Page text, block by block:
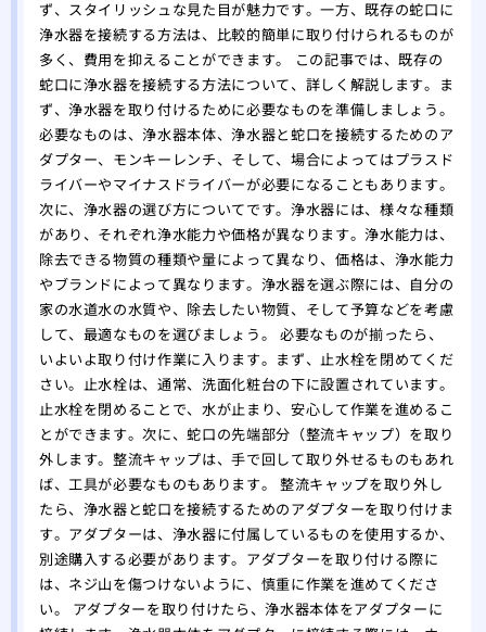
ず、スタイリッシュな見た目が魅力です。一方、既存の蛇口に
浄水器を接続する方法は、比較的簡単に取り付けられるものが
多く、費用を抑えることができます。 この記事では、既存の
蛇口に浄水器を接続する方法について、詳しく解説します。ま
ず、浄水器を取り付けるために必要なものを準備しましょう。
必要なものは、浄水器本体、浄水器と蛇口を接続するためのア
ダプター、モンキーレンチ、そして、場合によってはプラスド
ライバーやマイナスドライバーが必要になることもあります。
次に、浄水器の選び方についてです。浄水器には、様々な種類
があり、それぞれ浄水能力や価格が異なります。浄水能力は、
除去できる物質の種類や量によって異なり、価格は、浄水能力
やブランドによって異なります。浄水器を選ぶ際には、自分の
家の水道水の水質や、除去したい物質、そして予算などを考慮
して、最適なものを選びましょう。 必要なものが揃ったら、
いよいよ取り付け作業に入ります。まず、止水栓を閉めてくだ
さい。止水栓は、通常、洗面化粧台の下に設置されています。
止水栓を閉めることで、水が止まり、安心して作業を進めるこ
とができます。次に、蛇口の先端部分（整流キャップ）を取り
外します。整流キャップは、手で回して取り外せるものもあれ
ば、工具が必要なものもあります。 整流キャップを取り外し
たら、浄水器と蛇口を接続するためのアダプターを取り付けま
す。アダプターは、浄水器に付属しているものを使用するか、
別途購入する必要があります。アダプターを取り付ける際に
は、ネジ山を傷つけないように、慎重に作業を進めてくださ
い。 アダプターを取り付けたら、浄水器本体をアダプターに